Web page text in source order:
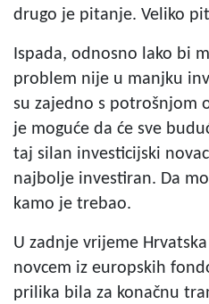
drugo je pitanje. Veliko
Ispada, odnosno lako bi
problem nije u manjku
su zajedno s potrošnjom
je moguće da će sve
taj silan investicijski
najbolje investiran. Da
kamo je trebao.
U zadnje vrijeme
novcem iz europskih
prilika bila za konačnu